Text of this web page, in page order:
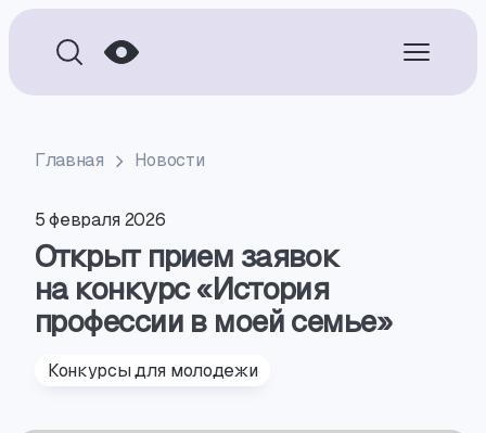
Главная Новости
5 февраля 2026
Открыт прием заявок
на конкурс «История
профессии в моей семье»
Конкурсы для молодежи